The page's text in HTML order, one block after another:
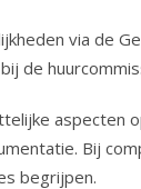
via de
de
aspecten
Bij
begrijpen.